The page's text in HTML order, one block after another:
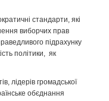
стандарти, які
виборчих прав
підрахунку
політики, як
лідерів громадської
обєднання